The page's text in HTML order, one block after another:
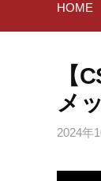
HOME
【
メ
2024年